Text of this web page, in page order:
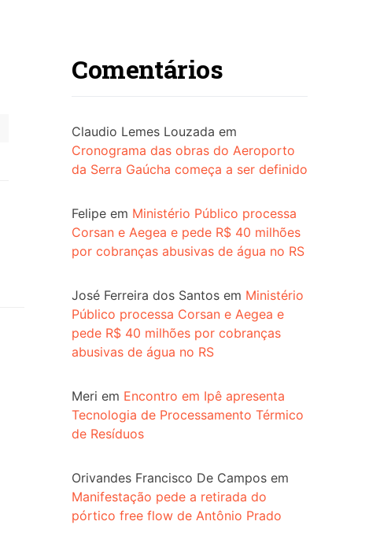
Comentários
Claudio Lemes Louzada em
Cronograma das obras do Aeroporto
da Serra Gaúcha começa a ser definido
Felipe em Ministério Público processa
Corsan e Aegea e pede R$ 40 milhões
por cobranças abusivas de água no RS
José Ferreira dos Santos em Ministério
Público processa Corsan e Aegea e
pede R$ 40 milhões por cobranças
abusivas de água no RS
Meri em Encontro em Ipê apresenta
Tecnologia de Processamento Térmico
de Resíduos
Orivandes Francisco De Campos em
Manifestação pede a retirada do
pórtico free flow de Antônio Prado